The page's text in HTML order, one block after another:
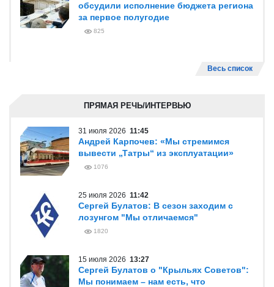
обсудили исполнение бюджета региона
за первое полугодие
825
Весь список
ПРЯМАЯ РЕЧЬ/ИНТЕРВЬЮ
31 июля 2026 11:45
Андрей Карпочев: «Мы стремимся
вывести „Татры“ из эксплуатации»
1076
25 июля 2026 11:42
Сергей Булатов: В сезон заходим с
лозунгом "Мы отличаемся"
1820
15 июля 2026 13:27
Сергей Булатов о "Крыльях Советов":
Мы понимаем – нам есть, что